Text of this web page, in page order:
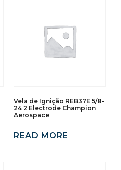
Vela de Ignição REB37E 5/8-
24 2 Electrode Champion
Aerospace
READ MORE